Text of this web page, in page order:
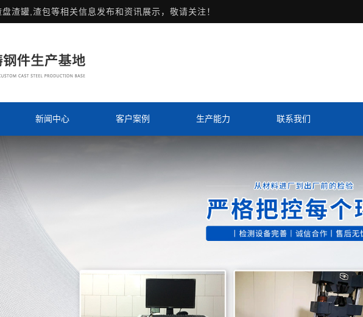
盘渣罐,渣包等相关信息发布和资讯展示，敬请关注！
新闻中心 客户案例 生产能力 联系我们